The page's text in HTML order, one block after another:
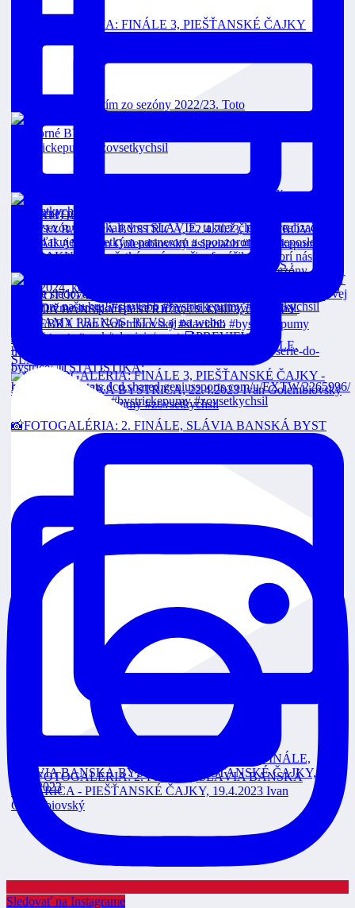
📸FOTOGALÉRIA: FINÁLE 3, PIEŠŤANSKÉ ČAJKY
Toto je strieborný tím zo sezóny 2022/23. Toto
FINÁLE 3 Dnes o 18:00 v priamom prenose na RTVS :
VEOLIA POZÁPASOVÉ ROZHOVORY: 2. FINÁLE,
SLÁVIA
📸FOTOGALÉRIA: 2. FINÁLE, SLÁVIA BANSKÁ BYST
Sledovať na Instagrame